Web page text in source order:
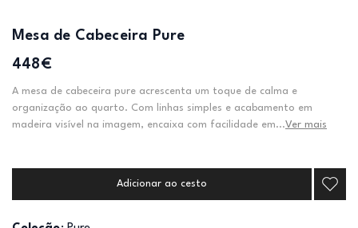
Mesa de Cabeceira Pure
448€
A mesa de cabeceira pure acrescenta um toque de calma e
organização ao quarto. Com linhas simples e acabamento em
madeira visível na imagem, encaixa com facilidade em...Ver mais
Adicionar ao cesto